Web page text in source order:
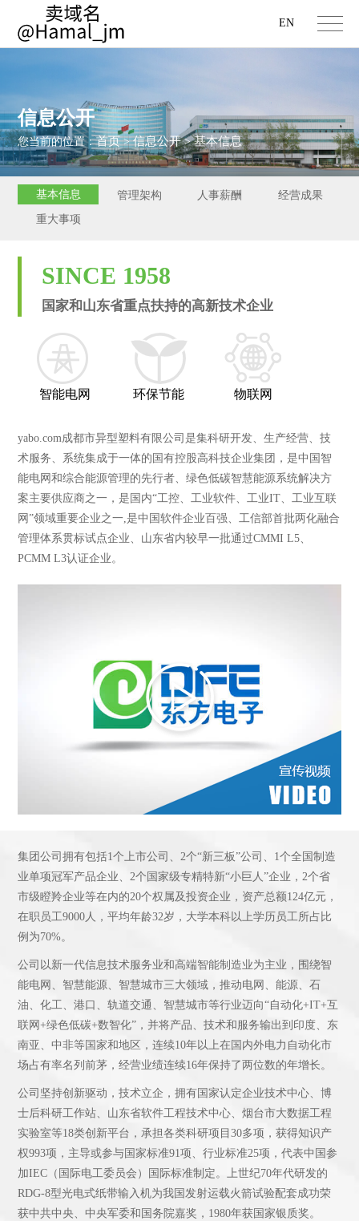
EN
信息公开
您当前的位置：首页>信息公开>基本信息
基本信息 管理架构 人事薪酬
经营成果
重大事项
SINCE 1958
国家和山东省重点扶持的高新技术企业
智能电网 环保节能 物联网
yabo.com成都市异型塑料有限公司是集科研开发、生产经营、技
术服务、系统集成于一体的国有控股高科技企业集团，是中国智
能电网和综合能源管理的先行者、绿色低碳智慧能源系统解决方
案主要供应商之一，是国内“工控、工业软件、工业IT、工业互联
网”领域重要企业之一,是中国软件企业百强、工信部首批两化融合
管理体系贯标试点企业、山东省内较早一批通过CMMI L5、
PCMM L3认证企业。
集团公司拥有包括1个上市公司、2个“新三板”公司、1个全国制造
业单项冠军产品企业、2个国家级专精特新“小巨人”企业，2个省
市级瞪羚企业等在内的20个权属及投资企业，资产总额124亿元，
在职员工9000人，平均年龄32岁，大学本科以上学历员工所占比
例为70%。
公司以新一代信息技术服务业和高端智能制造业为主业，围绕智
能电网、智慧能源、智慧城市三大领域，推动电网、能源、石
油、化工、港口、轨道交通、智慧城市等行业迈向“自动化+IT+互
联网+绿色低碳+数智化”，并将产品、技术和服务输出到印度、东
南亚、中非等国家和地区，连续10年以上在国内外电力自动化市
场占有率名列前茅，经营业绩连续16年保持了两位数的年增长。
公司坚持创新驱动，技术立企，拥有国家认定企业技术中心、博
士后科研工作站、山东省软件工程技术中心、烟台市大数据工程
实验室等18类创新平台，承担各类科研项目30多项，获得知识产
权993项，主导或参与国家标准91项、行业标准25项，代表中国参
加IEC（国际电工委员会）国际标准制定。上世纪70年代研发的
RDG-8型光电式纸带输入机为我国发射运载火箭试验配套成功荣
获中共中央、中央军委和国务院嘉奖，1980年获国家银质奖。